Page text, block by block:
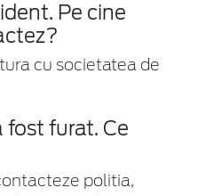
Pe cine
cu societatea de
fost furat. Ce
politia,